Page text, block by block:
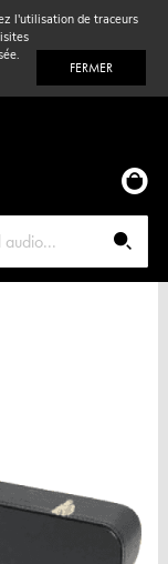
l'utilisation de traceurs
FERMER